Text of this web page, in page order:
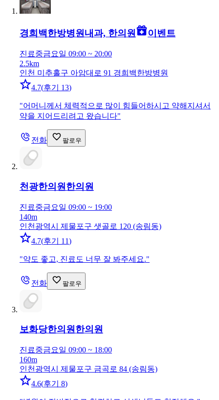
경희백한방병원내과, 한의원 이벤트
진료중금요일 09:00 ~ 20:00
2.5km
인천 미추홀구 아암대로 91 경희백한방병원
4.7(후기 13)
"어머니께서 체력적으로 많이 힘들어하시고 약해지셔서
약을 지어드리려고 왔습니다"
전화 팔로우
천광한의원 한의원
진료중금요일 09:00 ~ 19:00
140m
인천광역시 제물포구 샛골로 120 (송림동)
4.7(후기 11)
"약도 좋고, 진료도 너무 잘 봐주세요."
전화 팔로우
보화당한의원한의원
진료중금요일 09:00 ~ 18:00
160m
인천광역시 제물포구 금곡로 84 (송림동)
4.6(후기 8)